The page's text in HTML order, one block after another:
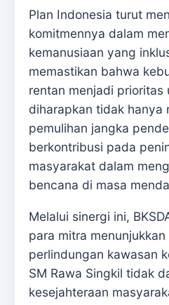
Plan Indonesia turut
komitmennya dalam
kemanusiaan yang
memastikan bahwa
rentan menjadi prioritas
diharapkan tidak hanya
pemulihan jangka
berkontribusi pada
masyarakat dalam
bencana di masa
Melalui sinergi ini,
para mitra
perlindungan kawasan
SM Rawa Singkil tidak
kesejahteraan